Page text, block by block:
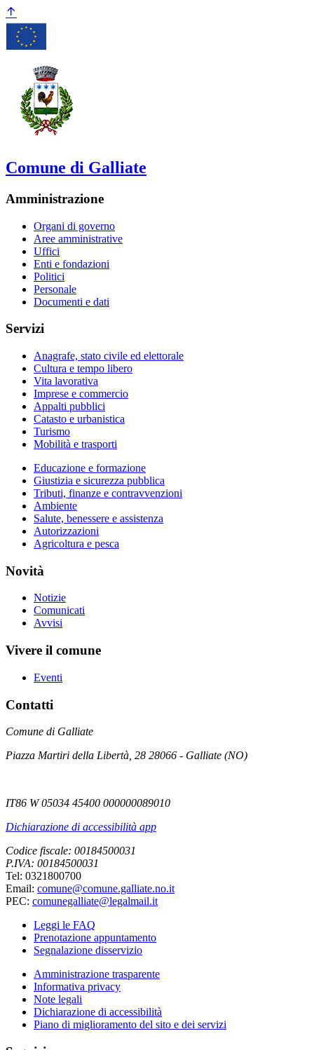
Comune di Galliate
Amministrazione
Organi di governo
Aree amministrative
Uffici
Enti e fondazioni
Politici
Personale
Documenti e dati
Servizi
Anagrafe, stato civile ed elettorale
Cultura e tempo libero
Vita lavorativa
Imprese e commercio
Appalti pubblici
Catasto e urbanistica
Turismo
Mobilità e trasporti
Educazione e formazione
Giustizia e sicurezza pubblica
Tributi, finanze e contravvenzioni
Ambiente
Salute, benessere e assistenza
Autorizzazioni
Agricoltura e pesca
Novità
Notizie
Comunicati
Avvisi
Vivere il comune
Eventi
Contatti
Comune di Galliate
Piazza Martiri della Libertà, 28 28066 - Galliate (NO)
IT86 W 05034 45400 000000089010
Dichiarazione di accessibilità app
Codice fiscale: 00184500031
P.IVA: 00184500031
Tel: 0321800700
Email: comune@comune.galliate.no.it
PEC: comunegalliate@legalmail.it
Leggi le FAQ
Prenotazione appuntamento
Segnalazione disservizio
Amministrazione trasparente
Informativa privacy
Note legali
Dichiarazione di accessibilità
Piano di miglioramento del sito e dei servizi